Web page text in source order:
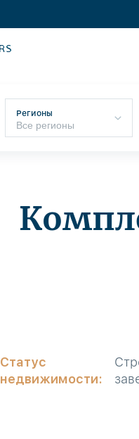
Регионы
Статус
недвижимости: